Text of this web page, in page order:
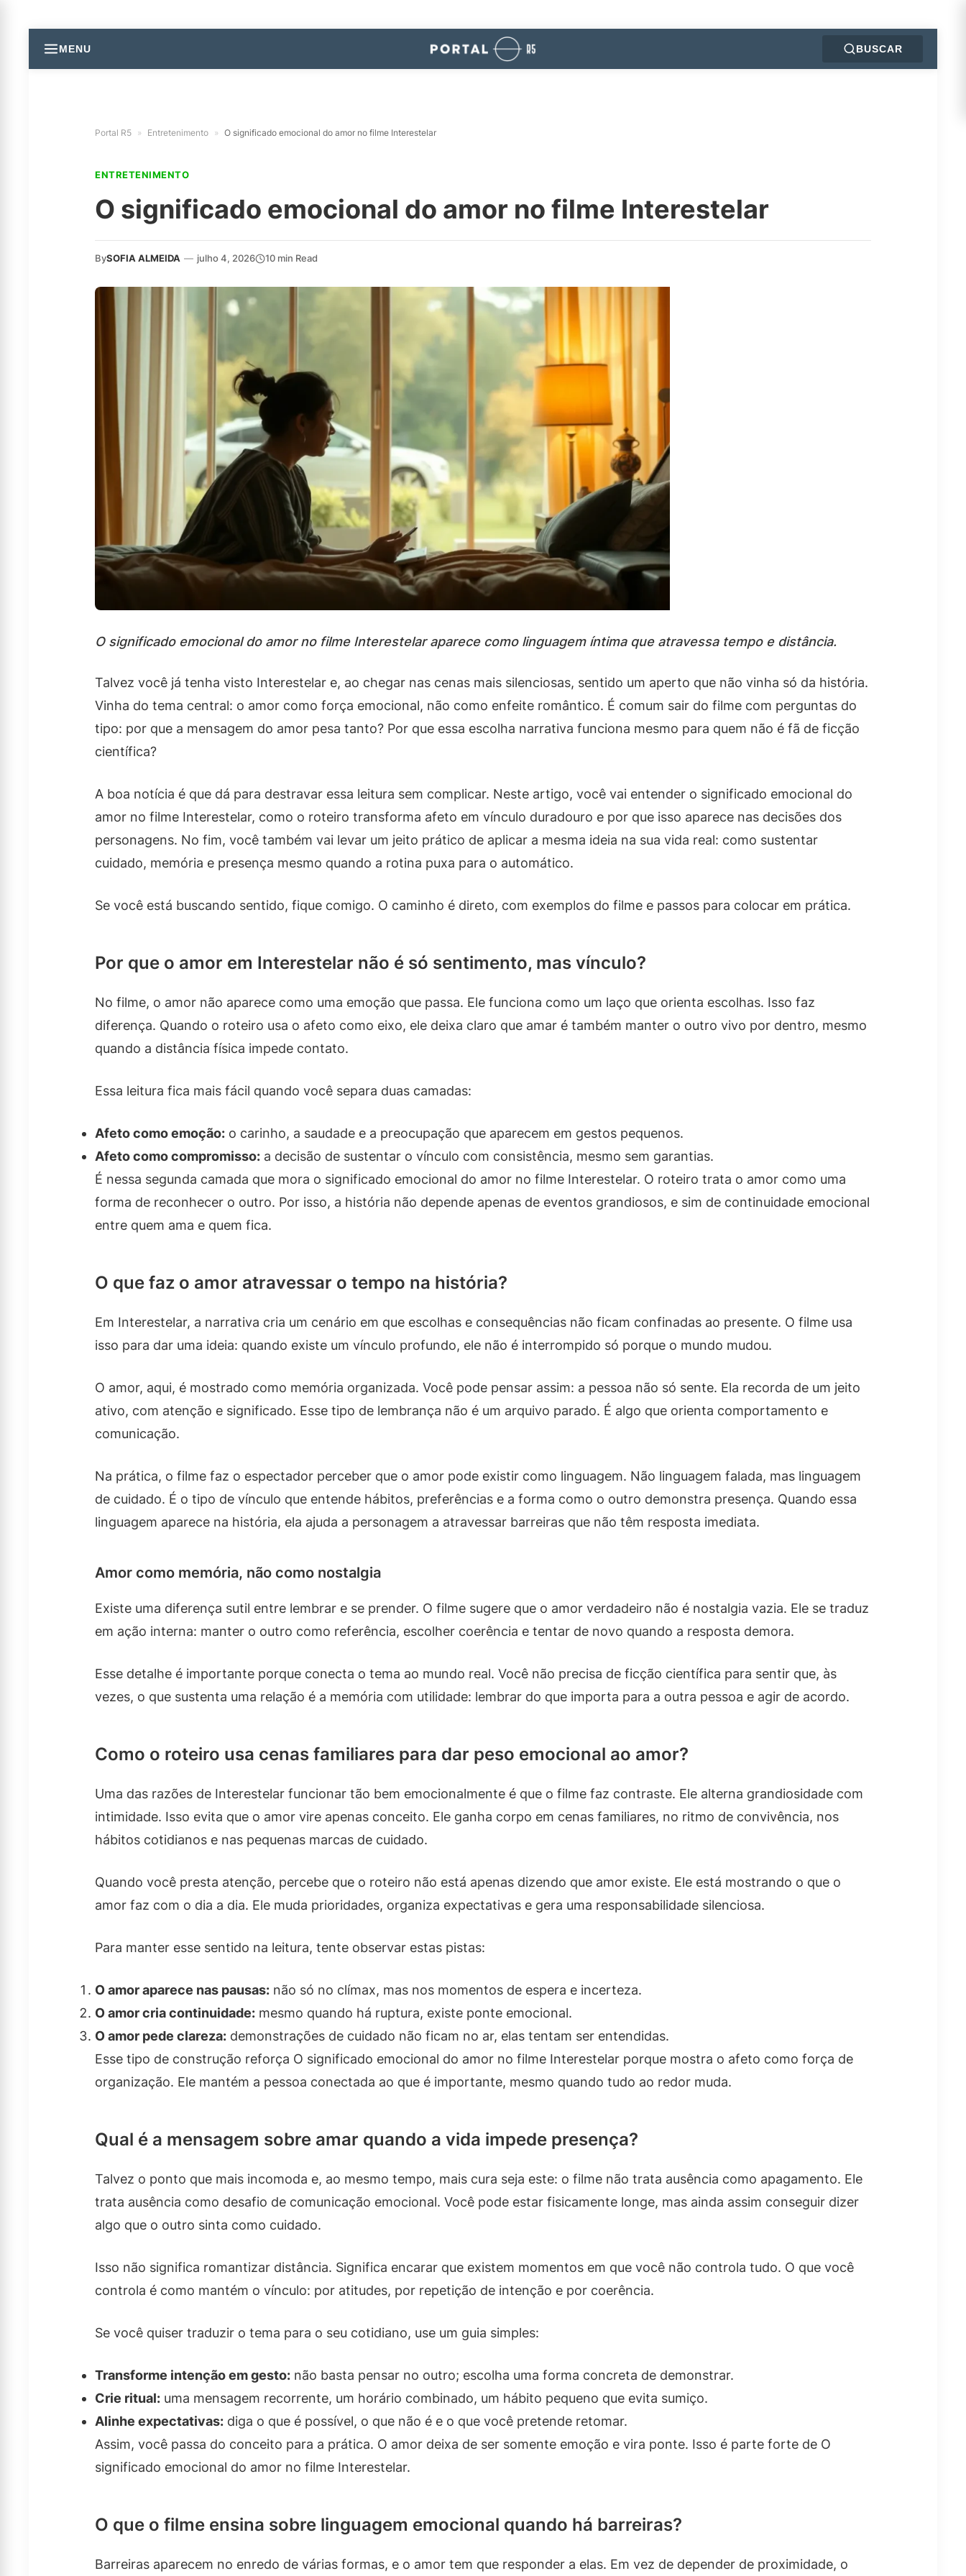
MENU BUSCAR
Portal R5 » Entretenimento » O significado emocional do amor no filme Interestelar
ENTRETENIMENTO
O significado emocional do amor no filme Interestelar
BySOFIA ALMEIDA — julho 4, 2026 10 min Read
O significado emocional do amor no filme Interestelar aparece como linguagem íntima que atravessa tempo e distância.
Talvez você já tenha visto Interestelar e, ao chegar nas cenas mais silenciosas, sentido um aperto que não vinha só da história.
Vinha do tema central: o amor como força emocional, não como enfeite romântico. É comum sair do filme com perguntas do
tipo: por que a mensagem do amor pesa tanto? Por que essa escolha narrativa funciona mesmo para quem não é fã de ficção
científica?
A boa notícia é que dá para destravar essa leitura sem complicar. Neste artigo, você vai entender o significado emocional do
amor no filme Interestelar, como o roteiro transforma afeto em vínculo duradouro e por que isso aparece nas decisões dos
personagens. No fim, você também vai levar um jeito prático de aplicar a mesma ideia na sua vida real: como sustentar
cuidado, memória e presença mesmo quando a rotina puxa para o automático.
Se você está buscando sentido, fique comigo. O caminho é direto, com exemplos do filme e passos para colocar em prática.
Por que o amor em Interestelar não é só sentimento, mas vínculo?
No filme, o amor não aparece como uma emoção que passa. Ele funciona como um laço que orienta escolhas. Isso faz
diferença. Quando o roteiro usa o afeto como eixo, ele deixa claro que amar é também manter o outro vivo por dentro, mesmo
quando a distância física impede contato.
Essa leitura fica mais fácil quando você separa duas camadas:
Afeto como emoção: o carinho, a saudade e a preocupação que aparecem em gestos pequenos.
Afeto como compromisso: a decisão de sustentar o vínculo com consistência, mesmo sem garantias.
É nessa segunda camada que mora o significado emocional do amor no filme Interestelar. O roteiro trata o amor como uma
forma de reconhecer o outro. Por isso, a história não depende apenas de eventos grandiosos, e sim de continuidade emocional
entre quem ama e quem fica.
O que faz o amor atravessar o tempo na história?
Em Interestelar, a narrativa cria um cenário em que escolhas e consequências não ficam confinadas ao presente. O filme usa
isso para dar uma ideia: quando existe um vínculo profundo, ele não é interrompido só porque o mundo mudou.
O amor, aqui, é mostrado como memória organizada. Você pode pensar assim: a pessoa não só sente. Ela recorda de um jeito
ativo, com atenção e significado. Esse tipo de lembrança não é um arquivo parado. É algo que orienta comportamento e
comunicação.
Na prática, o filme faz o espectador perceber que o amor pode existir como linguagem. Não linguagem falada, mas linguagem
de cuidado. É o tipo de vínculo que entende hábitos, preferências e a forma como o outro demonstra presença. Quando essa
linguagem aparece na história, ela ajuda a personagem a atravessar barreiras que não têm resposta imediata.
Amor como memória, não como nostalgia
Existe uma diferença sutil entre lembrar e se prender. O filme sugere que o amor verdadeiro não é nostalgia vazia. Ele se traduz
em ação interna: manter o outro como referência, escolher coerência e tentar de novo quando a resposta demora.
Esse detalhe é importante porque conecta o tema ao mundo real. Você não precisa de ficção científica para sentir que, às
vezes, o que sustenta uma relação é a memória com utilidade: lembrar do que importa para a outra pessoa e agir de acordo.
Como o roteiro usa cenas familiares para dar peso emocional ao amor?
Uma das razões de Interestelar funcionar tão bem emocionalmente é que o filme faz contraste. Ele alterna grandiosidade com
intimidade. Isso evita que o amor vire apenas conceito. Ele ganha corpo em cenas familiares, no ritmo de convivência, nos
hábitos cotidianos e nas pequenas marcas de cuidado.
Quando você presta atenção, percebe que o roteiro não está apenas dizendo que amor existe. Ele está mostrando o que o
amor faz com o dia a dia. Ele muda prioridades, organiza expectativas e gera uma responsabilidade silenciosa.
Para manter esse sentido na leitura, tente observar estas pistas:
O amor aparece nas pausas: não só no clímax, mas nos momentos de espera e incerteza.
O amor cria continuidade: mesmo quando há ruptura, existe ponte emocional.
O amor pede clareza: demonstrações de cuidado não ficam no ar, elas tentam ser entendidas.
Esse tipo de construção reforça O significado emocional do amor no filme Interestelar porque mostra o afeto como força de
organização. Ele mantém a pessoa conectada ao que é importante, mesmo quando tudo ao redor muda.
Qual é a mensagem sobre amar quando a vida impede presença?
Talvez o ponto que mais incomoda e, ao mesmo tempo, mais cura seja este: o filme não trata ausência como apagamento. Ele
trata ausência como desafio de comunicação emocional. Você pode estar fisicamente longe, mas ainda assim conseguir dizer
algo que o outro sinta como cuidado.
Isso não significa romantizar distância. Significa encarar que existem momentos em que você não controla tudo. O que você
controla é como mantém o vínculo: por atitudes, por repetição de intenção e por coerência.
Se você quiser traduzir o tema para o seu cotidiano, use um guia simples:
Transforme intenção em gesto: não basta pensar no outro; escolha uma forma concreta de demonstrar.
Crie ritual: uma mensagem recorrente, um horário combinado, um hábito pequeno que evita sumiço.
Alinhe expectativas: diga o que é possível, o que não é e o que você pretende retomar.
Assim, você passa do conceito para a prática. O amor deixa de ser somente emoção e vira ponte. Isso é parte forte de O
significado emocional do amor no filme Interestelar.
O que o filme ensina sobre linguagem emocional quando há barreiras?
Barreiras aparecem no enredo de várias formas, e o amor tem que responder a elas. Em vez de depender de proximidade, o